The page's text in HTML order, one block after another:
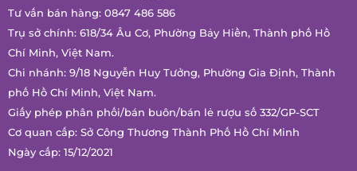
Tư vấn bán hàng: 0847 486 586
Trụ sở chính: 618/34 Âu Cơ, Phường Bảy Hiền, Thành phố Hồ
Chí Minh, Việt Nam.
Chi nhánh: 9/18 Nguyễn Huy Tưởng, Phường Gia Định, Thành
phố Hồ Chí Minh, Việt Nam.
Giấy phép phân phối/bán buôn/bán lẻ rượu số 332/GP-SCT
Cơ quan cấp: Sở Công Thương Thành Phố Hồ Chí Minh
Ngày cấp: 15/12/2021